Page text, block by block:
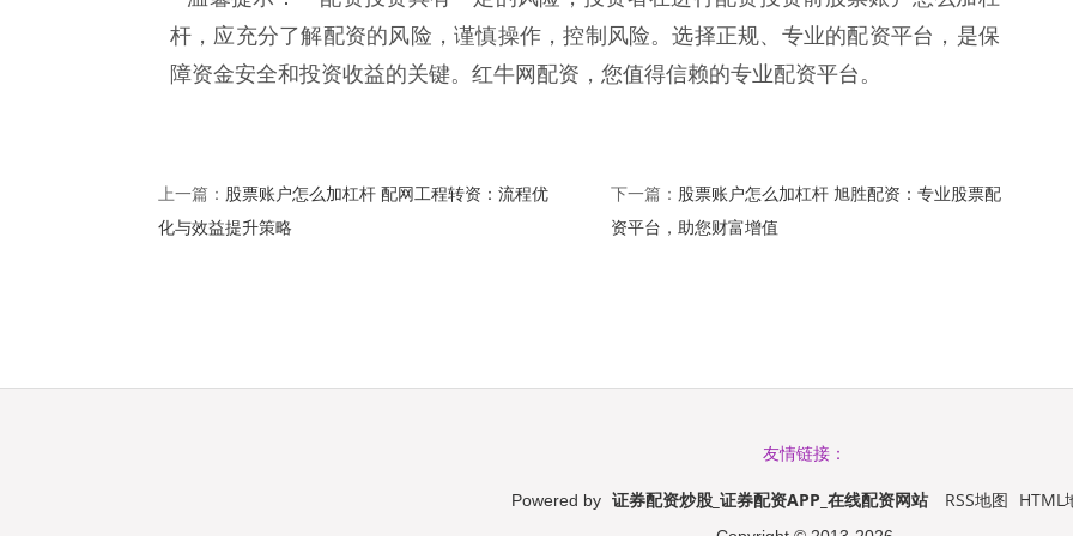
杆，应充分了解配资的风险，谨慎操作，控制风险。选择正规、专业的配资平台，是保
障资金安全和投资收益的关键。红牛网配资，您值得信赖的专业配资平台。
上一篇： 股票账户怎么加杠杆 配网工程转资：流程优
化与效益提升策略
下一篇： 股票账户怎么加杠杆 旭胜配资：专业股票配
资平台，助您财富增值
友情链接：
Powered by 证券配资炒股_证券配资APP_在线配资网站 RSS地图 HTML